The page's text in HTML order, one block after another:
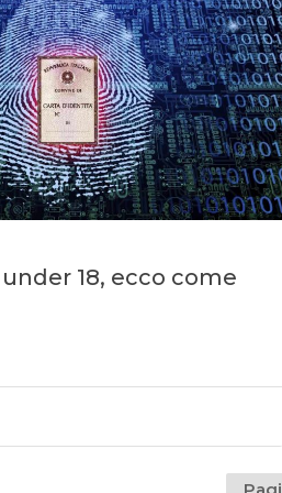
18, ecco come